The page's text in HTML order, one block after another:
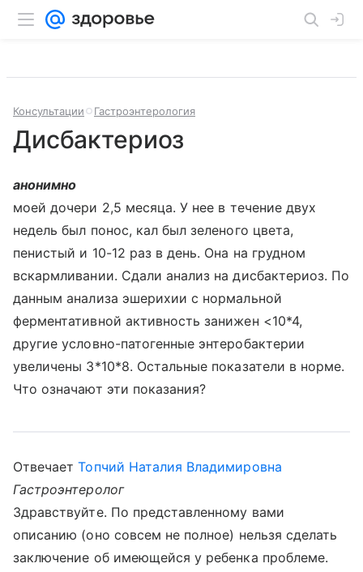
Консультации Гастроэнтерология
Дисбактериоз
анонимно
моей дочери 2,5 месяца. У нее в течение двух
недель был понос, кал был зеленого цвета,
пенистый и 10-12 раз в день. Она на грудном
вскармливании. Сдали анализ на дисбактериоз. По
данным анализа эшерихии с нормальной
ферментативной активность занижен <10*4,
другие условно-патогенные энтеробактерии
увеличены 3*10*8. Остальные показатели в норме.
Что означают эти показания?
ОтвечаетТопчий Наталия Владимировна
Гастроэнтеролог
Здравствуйте. По представленному вами
описанию (оно совсем не полное) нельзя сделать
заключение об имеющейся у ребенка проблеме.